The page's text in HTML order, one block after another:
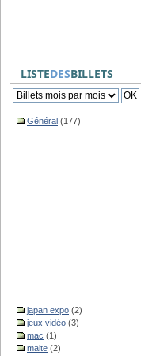
LISTEDESBILLETS
Général (177)
japan expo (2)
jeux vidéo (3)
mac (1)
malte (2)